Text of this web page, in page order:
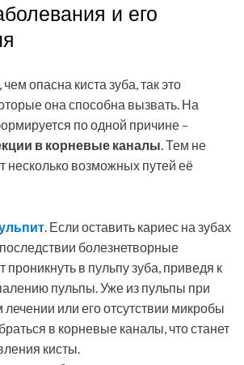
и его
опасна киста зуба, так это
она способна вызвать. На
по одной причине –
в корневые каналы. Тем не
несколько возможных путей её
. Если оставить кариес на зубах
болезнетворные
проникнуть в пульпу зуба, приведя к
пульпы. Уже из пульпы при
или его отсутствии микробы
в корневые каналы, что станет
кисты.